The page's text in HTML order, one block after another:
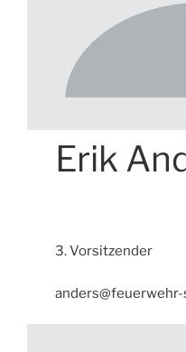
Erik
3. Vorsitzender